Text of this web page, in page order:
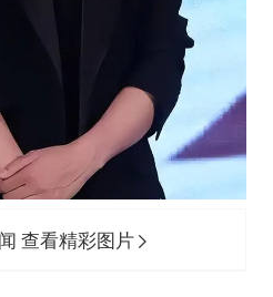
查看精彩图片